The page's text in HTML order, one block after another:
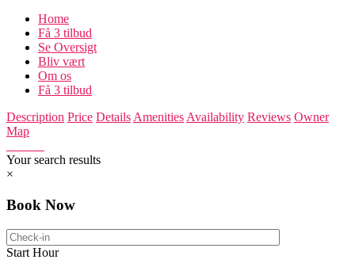
Home
Få 3 tilbud
Se Oversigt
Bliv vært
Om os
Få 3 tilbud
Description Price Details Amenities Availability Reviews Owner
Map
Your search results
×
Book Now
Start Hour